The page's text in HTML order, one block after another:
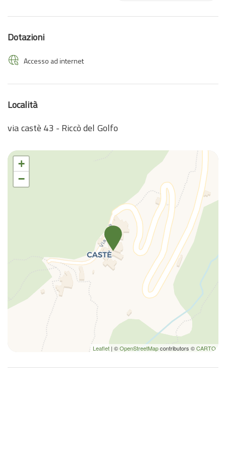
Dotazioni
Accesso ad internet
Località
via castè 43 - Riccò del Golfo
+
−
Leaflet | ©OpenStreetMapcontributors ©CARTO